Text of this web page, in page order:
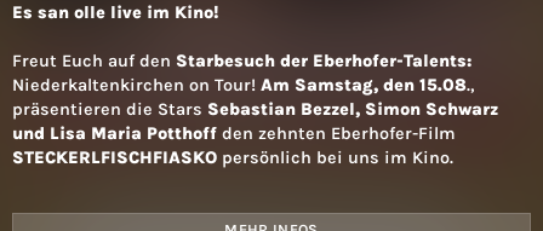
Es san olle live im Kino!
Freut Euch auf den Starbesuch der Eberhofer-Talents:
Niederkaltenkirchen on Tour! Am Samstag, den 15.08.,
präsentieren die Stars Sebastian Bezzel, Simon Schwarz
und Lisa Maria Potthoff den zehnten Eberhofer-Film
STECKERLFISCHFIASKO persönlich bei uns im Kino.